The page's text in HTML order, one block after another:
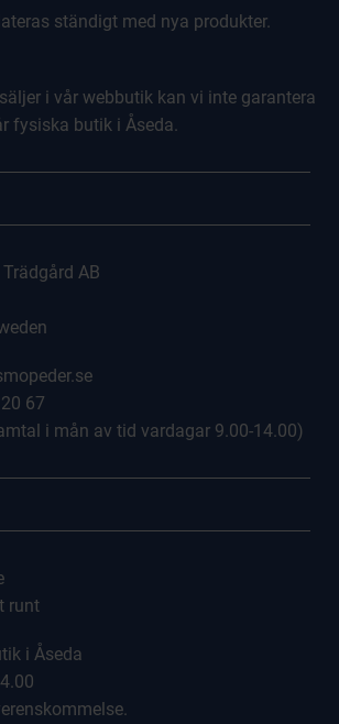
ständigt med nya produkter.
i vår webbutik kan vi inte garantera
fysiska butik i Åseda.
AB
67
i mån av tid vardagar 9.00-14.00)
runt
i Åseda